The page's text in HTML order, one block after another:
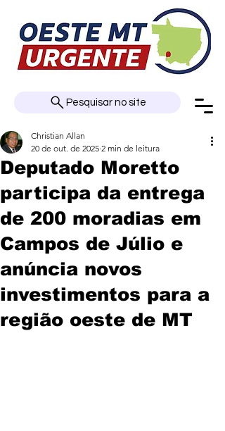
Pesquisar no site
Deputado Moretto
participa da entrega
de 200 moradias em
Campos de Júlio e
anúncia novos
investimentos para a
região oeste de MT
Christian Allan
20 de out. de 2025 2 min de leitura